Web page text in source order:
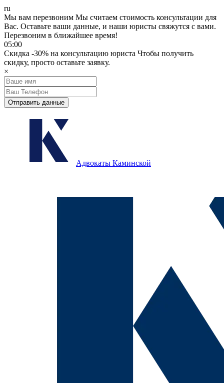
ru
Мы вам перезвоним Мы считаем стоимость консультации для
Вас. Оставьте ваши данные, и наши юристы свяжутся с вами.
Перезвоним в ближайшее время!
05:00
Скидка -30% на консультацию юриста Чтобы получить
скидку, просто оставьте заявку.
×
Отправить данные
Адвокаты Каминской